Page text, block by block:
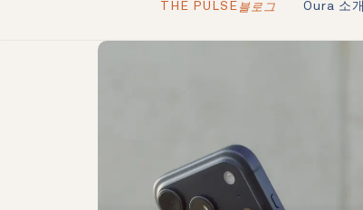
THE PULSE 블로그 Oura 소개